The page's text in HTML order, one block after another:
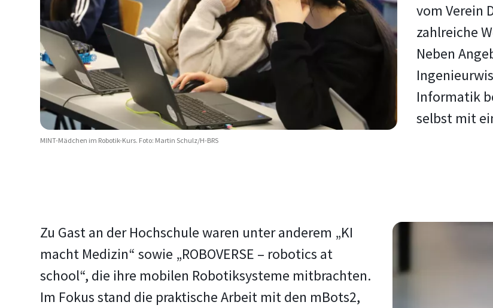
MINT-Mädchen im Robotik-Kurs. Foto: Martin Schulz/H-BRS
vom Verein
zahlreiche
Neben
Informatik
selbst mit
Zu Gast an der Hochschule waren unter anderem „KI
macht Medizin“ sowie „ROBOVERSE – robotics at
school“, die ihre mobilen Robotiksysteme mitbrachten.
Im Fokus stand die praktische Arbeit mit den mBots2,